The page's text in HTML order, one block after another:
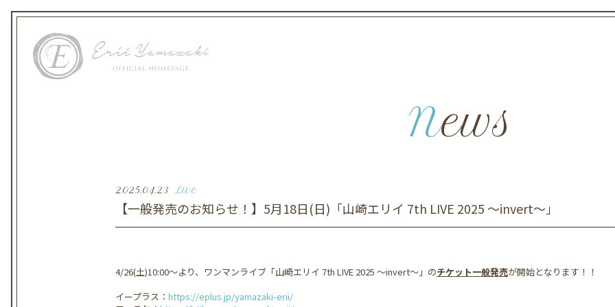
News
2025.04.23 Live
【一般発売のお知らせ！】5月18日(日)「山崎エリイ 7th LIVE 2025 ～invert〜」
4/26(土)10:00～より、ワンマンライブ「山崎エリイ 7th LIVE 2025 ～invert〜」のチケット一般発売が開始となります！！
イープラス： https://eplus.jp/yamazaki-erii/